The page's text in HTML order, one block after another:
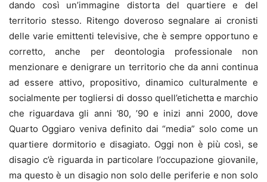
dando così un’immagine distorta del quartiere e del
territorio stesso. Ritengo doveroso segnalare ai cronisti
delle varie emittenti televisive, che è sempre opportuno e
corretto, anche per deontologia professionale non
menzionare e denigrare un territorio che da anni continua
ad essere attivo, propositivo, dinamico culturalmente e
socialmente per togliersi di dosso quell’etichetta e marchio
che riguardava gli anni ’80, ’90 e inizi anni 2000, dove
Quarto Oggiaro veniva definito dai “media” solo come un
quartiere dormitorio e disagiato. Oggi non è più così, se
disagio c’è riguarda in particolare l’occupazione giovanile,
ma questo è un disagio non solo delle periferie e non solo